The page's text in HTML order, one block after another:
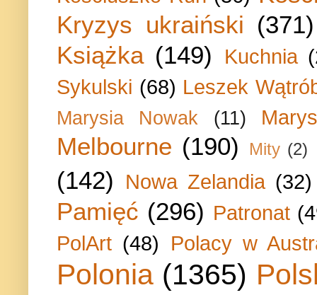
Kryzys ukraiński (371)
Książka (149) Kuchnia
Sykulski (68) Leszek
Marysia Nowak (11)
Melbourne (190) Mity (2)
(142) Nowa Zelandia (32)
Pamięć (296) Patronat
PolArt (48) Polacy w
Polonia (1365)